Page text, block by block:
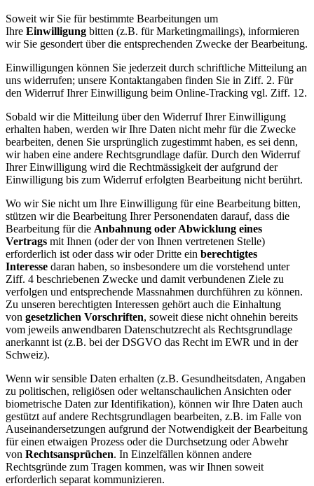
Soweit wir Sie für bestimmte Bearbeitungen um
Ihre Einwilligung bitten (z.B. für Marketingmailings), informieren
wir Sie gesondert über die entsprechenden Zwecke der Bearbeitung.
Einwilligungen können Sie jederzeit durch schriftliche Mitteilung an
uns widerrufen; unsere Kontaktangaben finden Sie in Ziff. 2. Für
den Widerruf Ihrer Einwilligung beim Online-Tracking vgl. Ziff. 12.
Sobald wir die Mitteilung über den Widerruf Ihrer Einwilligung
erhalten haben, werden wir Ihre Daten nicht mehr für die Zwecke
bearbeiten, denen Sie ursprünglich zugestimmt haben, es sei denn,
wir haben eine andere Rechtsgrundlage dafür. Durch den Widerruf
Ihrer Einwilligung wird die Rechtmässigkeit der aufgrund der
Einwilligung bis zum Widerruf erfolgten Bearbeitung nicht berührt.
Wo wir Sie nicht um Ihre Einwilligung für eine Bearbeitung bitten,
stützen wir die Bearbeitung Ihrer Personendaten darauf, dass die
Bearbeitung für die Anbahnung oder Abwicklung eines
Vertrags mit Ihnen (oder der von Ihnen vertretenen Stelle)
erforderlich ist oder dass wir oder Dritte ein berechtigtes
Interesse daran haben, so insbesondere um die vorstehend unter
Ziff. 4 beschriebenen Zwecke und damit verbundenen Ziele zu
verfolgen und entsprechende Massnahmen durchführen zu können.
Zu unseren berechtigten Interessen gehört auch die Einhaltung
von gesetzlichen Vorschriften, soweit diese nicht ohnehin bereits
vom jeweils anwendbaren Datenschutzrecht als Rechtsgrundlage
anerkannt ist (z.B. bei der DSGVO das Recht im EWR und in der
Schweiz).
Wenn wir sensible Daten erhalten (z.B. Gesundheitsdaten, Angaben
zu politischen, religiösen oder weltanschaulichen Ansichten oder
biometrische Daten zur Identifikation), können wir Ihre Daten auch
gestützt auf andere Rechtsgrundlagen bearbeiten, z.B. im Falle von
Auseinandersetzungen aufgrund der Notwendigkeit der Bearbeitung
für einen etwaigen Prozess oder die Durchsetzung oder Abwehr
von Rechtsansprüchen. In Einzelfällen können andere
Rechtsgründe zum Tragen kommen, was wir Ihnen soweit
erforderlich separat kommunizieren.